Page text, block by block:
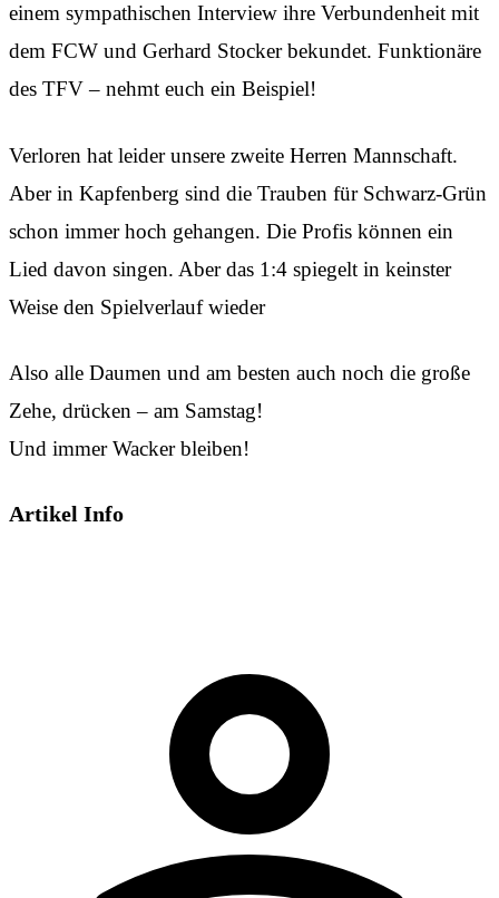
einem sympathischen Interview ihre Verbundenheit mit
dem FCW und Gerhard Stocker bekundet. Funktionäre
des TFV – nehmt euch ein Beispiel!
Verloren hat leider unsere zweite Herren Mannschaft.
Aber in Kapfenberg sind die Trauben für Schwarz-Grün
schon immer hoch gehangen. Die Profis können ein
Lied davon singen. Aber das 1:4 spiegelt in keinster
Weise den Spielverlauf wieder
Also alle Daumen und am besten auch noch die große
Zehe, drücken – am Samstag!
Und immer Wacker bleiben!
Artikel Info